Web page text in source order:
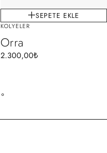
SEPETE EKLE
KOLYELER
Orra
2.300,00₺